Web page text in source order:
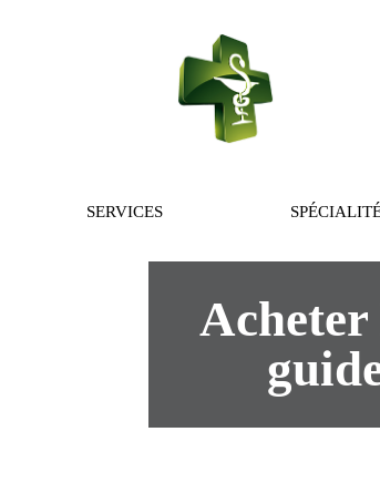
SERVICES
Acheter